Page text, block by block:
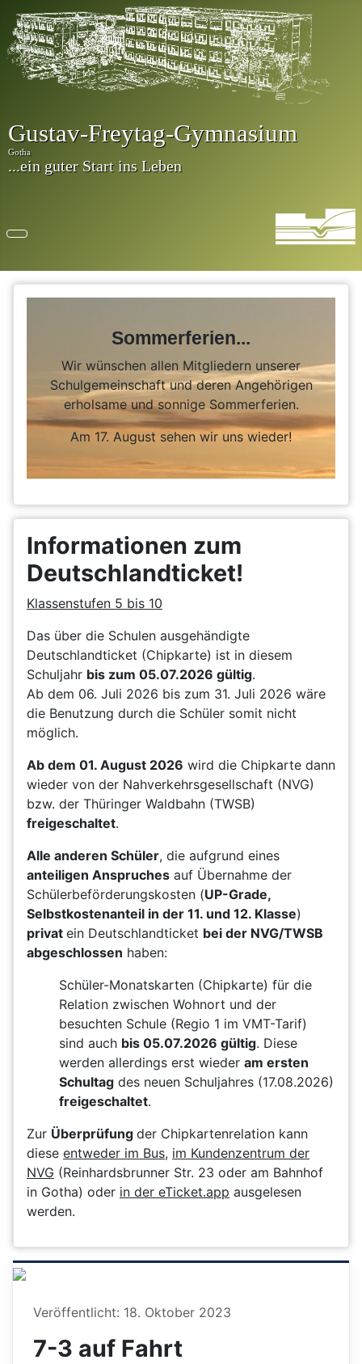
Sommerferien...
Wir wünschen allen Mitgliedern unserer
Schulgemeinschaft und deren Angehörigen
erholsame und sonnige Sommerferien.
Am 17. August sehen wir uns wieder!
Informationen zum
Deutschlandticket!
Klassenstufen 5 bis 10
Das über die Schulen ausgehändigte
Deutschlandticket (Chipkarte) ist in diesem
Schuljahr bis zum 05.07.2026 gültig.
Ab dem 06. Juli 2026 bis zum 31. Juli 2026 wäre
die Benutzung durch die Schüler somit nicht
möglich.
Ab dem 01. August 2026 wird die Chipkarte dann
wieder von der Nahverkehrsgesellschaft (NVG)
bzw. der Thüringer Waldbahn (TWSB)
freigeschaltet.
Alle anderen Schüler, die aufgrund eines
anteiligen Anspruches auf Übernahme der
Schülerbeförderungskosten (UP-Grade,
Selbstkostenanteil in der 11. und 12. Klasse)
privat ein Deutschlandticket bei der NVG/TWSB
abgeschlossen haben:
Schüler-Monatskarten (Chipkarte) für die
Relation zwischen Wohnort und der
besuchten Schule (Regio 1 im VMT-Tarif)
sind auch bis 05.07.2026 gültig. Diese
werden allerdings erst wieder am ersten
Schultag des neuen Schuljahres (17.08.2026)
freigeschaltet.
Zur Überprüfung der Chipkartenrelation kann
diese entweder im Bus, im Kundenzentrum der
NVG (Reinhardsbrunner Str. 23 oder am Bahnhof
in Gotha) oder in der eTicket.app ausgelesen
werden.
Details
Veröffentlicht: 18. Oktober 2023
7-3 auf Fahrt